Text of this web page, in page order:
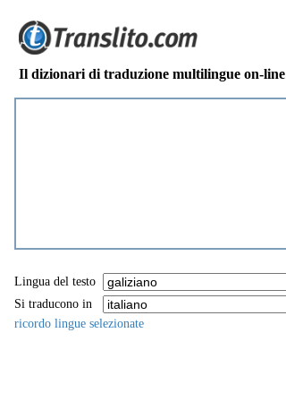
Il dizionari di traduzione multilingue on-line
Lingua del testo
Si traducono in
ricordo lingue selezionate